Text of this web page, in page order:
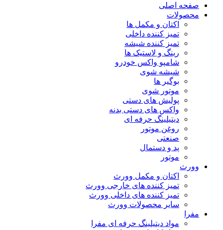
صفحه اصلی
محصولات
اکتان و مکمل ها
تمیز کننده داخلی
تمیز کننده شیشه
رینگ و لاستیک ها
شامپو واکس خودرو
شیشه شوی
بوگیر ها
موتور شوی
پولیش های دستی
واکس های دستی بدنه
دیتیلینگ حرفه ای
روغن موتور
صنعتی
پد و دستمال
موتور
وورث
اکتان و مکمل وورث
تمیز کننده های خارجی وورث
تمیز کننده های داخلی وورث
سایر محصولات وورث
مفرا
مواد دیتیلینگ حرفه ای مفرا